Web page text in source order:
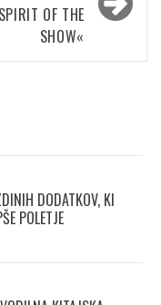
OF THE
SHOW«
DODATKOV, KI
POLETJE